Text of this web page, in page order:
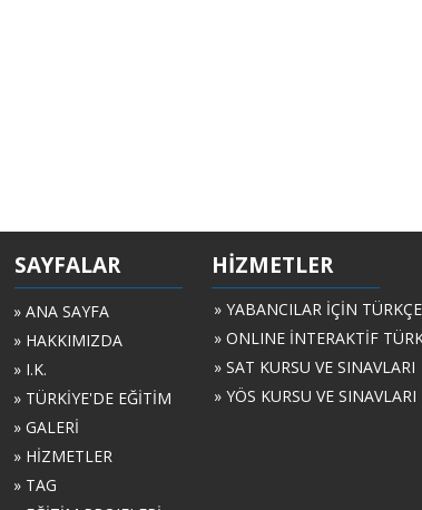
SAYFALAR HİZMETLER
» ANA SAYFA
» HAKKIMIZDA
» I.K.
» TÜRKİYE'DE EĞİTİM
» GALERİ
» HİZMETLER
» TAG
» YABANCILAR İÇİN
» ONLINE İNTERAKTİF
» SAT KURSU VE SINAVLARI
» YÖS KURSU VE SINAVLARI